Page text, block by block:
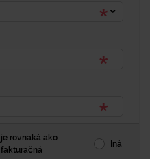
je rovnaká ako
fakturačná
Iná